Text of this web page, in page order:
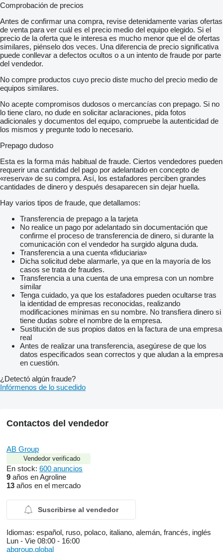
Comprobación de precios
Antes de confirmar una compra, revise detenidamente varias ofertas
de venta para ver cuál es el precio medio del equipo elegido. Si el
precio de la oferta que le interesa es mucho menor que el de ofertas
similares, piénselo dos veces. Una diferencia de precio significativa
puede conllevar a defectos ocultos o a un intento de fraude por parte
del vendedor.
No compre productos cuyo precio diste mucho del precio medio de
equipos similares.
No acepte compromisos dudosos o mercancías con prepago. Si no
lo tiene claro, no dude en solicitar aclaraciones, pida fotos
adicionales y documentos del equipo, compruebe la autenticidad de
los mismos y pregunte todo lo necesario.
Prepago dudoso
Esta es la forma más habitual de fraude. Ciertos vendedores pueden
requerir una cantidad del pago por adelantado en concepto de
«reserva» de su compra. Así, los estafadores perciben grandes
cantidades de dinero y después desaparecen sin dejar huella.
Hay varios tipos de fraude, que detallamos:
Transferencia de prepago a la tarjeta
No realice un pago por adelantado sin documentación que
confirme el proceso de transferencia de dinero, si durante la
comunicación con el vendedor ha surgido alguna duda.
Transferencia a una cuenta «fiduciaria»
Dicha solicitud debe alarmarle, ya que en la mayoría de los
casos se trata de fraudes.
Transferencia a una cuenta de una empresa con un nombre
similar
Tenga cuidado, ya que los estafadores pueden ocultarse tras
la identidad de empresas reconocidas, realizando
modificaciones mínimas en su nombre. No transfiera dinero si
tiene dudas sobre el nombre de la empresa.
Sustitución de sus propios datos en la factura de una empresa
real
Antes de realizar una transferencia, asegúrese de que los
datos especificados sean correctos y que aludan a la empresa
en cuestión.
¿Detectó algún fraude?
Infórmenos de lo sucedido
Contactos del vendedor
AB Group
Vendedor verificado
En stock: 600 anuncios
9 años en Agroline
13 años en el mercado
Suscribirse al vendedor
Idiomas: español, ruso, polaco, italiano, alemán, francés, inglés
Lun - Vie 08:00 - 16:00
abgroup.global